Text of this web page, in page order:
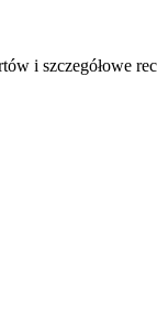
i szczegółowe